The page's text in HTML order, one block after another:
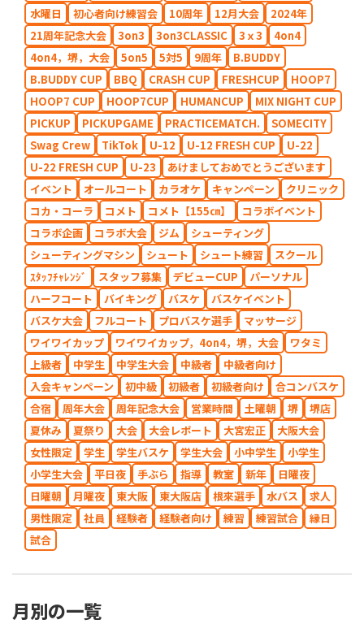
水曜日
初心者向け練習会 10周年 12月大会
2024年
21周年記念大会
3on3 3on3CLASSIC 3ｘ3
4on4
4on4，堺，大会
5on5 5対5 9周年
B.BUDDY
B.BUDDY CUP
BBQ CRASH CUP FRESHCUP
HOOP7
HOOP7 CUP
HOOP7CUP HUMANCUP
MIX NIGHT CUP
PICKUP
PICKUPGAME PRACTICEMATCH.
SOMECITY
Swag Crew
TikTok U-12 U-12 FRESH CUP
U-22
U-22 FRESH CUP
U-23
あけましておめでとうございます
イベント
オールコート カラオケ キャンペーン
クリニック
コカ・コーラ
コメト コメト【155㎝】
コラボイベント
コラボ企画
コラボ大会 ジム
シューティング
シューティングマシン
シュート シュート練習
スクール
ｽﾀｯﾌﾁｬﾚﾝｼﾞ
スタッフ募集 デビューCUP
パーソナル
ハーフコート
バイキング バスケ
バスケイベント
バスケ大会
フルコート プロバスケ選手
マッサージ
ワイワイカップ
ワイワイカップ，4on4，堺，大会
ワタミ
上級者
中学生 中学生大会 中級者
中級者向け
入会キャンペーン
初中級 初級者 初級者向け
合コンバスケ
合宿
周年大会 周年記念大会 営業時間 土曜朝 堺
堺店
夏休み
夏祭り 大会 大会レポート 大宮宏正
大阪大会
女性限定
学生 学生バスケ 学生大会 小中学生
小学生
小学生大会
平日夜 手ぶら 指導 教室 新年
日曜夜
日曜朝
月曜夜 東大阪 東大阪店 根來選手 水バス
求人
男性限定
社員 経験者 経験者向け 練習 練習試合
縁日
試合
月別の一覧